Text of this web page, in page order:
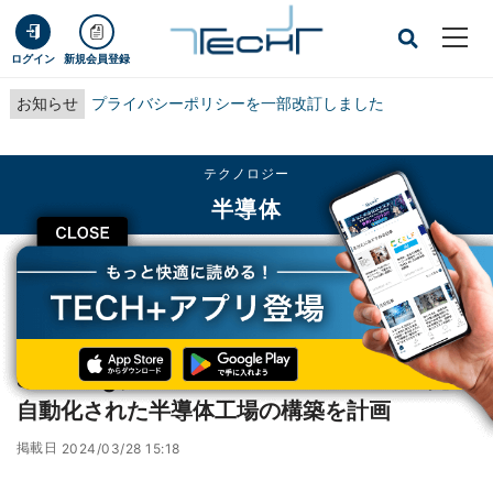
ログイン 新規会員登録
お知らせ プライバシーポリシーを一部改訂しました
CLOSE
テクノロジー
半導体
TECH+ テクノロジー
半導体
Samsung、NVIDIA Omniverseベースの完全自動化された半導体工場の構築を
Samsung、NVIDIA Omniverseベースの完全
自動化された半導体工場の構築を計画
掲載日 2024/03/28 15:18